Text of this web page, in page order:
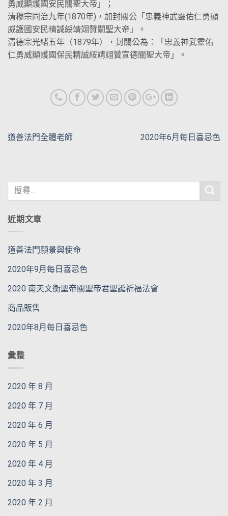
勇威顯護國安民關聖大帝」；
清穆宗同治九年(1870年)，加封關公「忠義神武靈佑仁勇顯
威護國安民精誠綏靖翊贊關聖大帝」。
清德宗光緒五年（1879年），封關公為：「忠義神武靈佑
仁勇威顯護國保民精誠綏靖翊贊宣德關聖大帝」。
道善法門全體老師 2020年6月每日喜忌色
近期文章
道善法門願景與使命
2020年9月每日喜忌色
2020 南天文衡聖帝關聖帝君聖誕祈福法會
商品販售
2020年8月每日喜忌色
彙整
2020 年 8 月
2020 年 7 月
2020 年 6 月
2020 年 5 月
2020 年 4 月
2020 年 3 月
2020 年 2 月